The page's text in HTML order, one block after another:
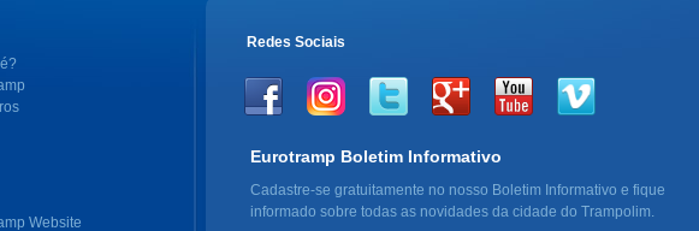
Website
Redes Sociais
Eurotramp Boletim Informativo
Cadastre-se gratuitamente no nosso Boletim Informativo e fique
informado sobre todas as novidades da cidade do Trampolim.